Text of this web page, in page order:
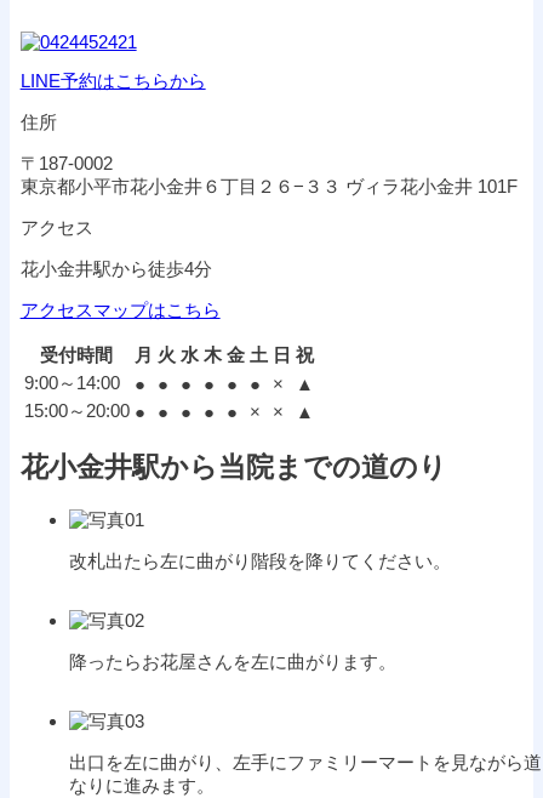
LINE予約はこちらから
住所
〒187-0002
東京都小平市花小金井６丁目２６−３３ ヴィラ花小金井 101F
アクセス
花小金井駅から徒歩4分
アクセスマップはこちら
受付時間 月 火 水 木 金 土 日 祝
9:00～14:00
● ● ● ● ● ● ×
▲
15:00～20:00 ● ● ● ● ● × × ▲
花小金井駅から当院までの道のり
改札出たら左に曲がり階段を降りてください。
降ったらお花屋さんを左に曲がります。
出口を左に曲がり、左手にファミリーマートを見ながら道
なりに進みます。